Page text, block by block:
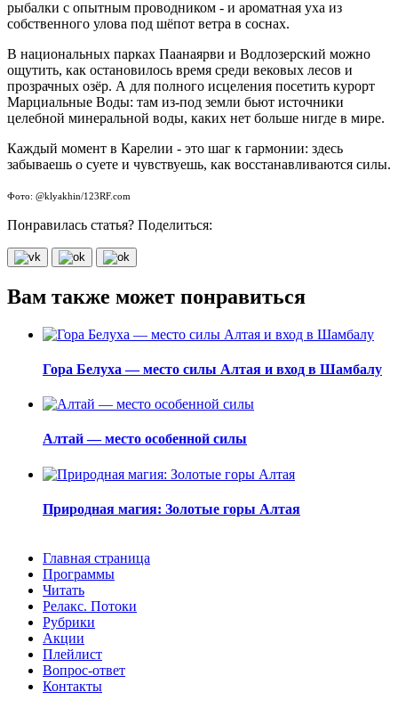
рыбалки с опытным проводником - и ароматная уха из
собственного улова под шёпот ветра в соснах.
В национальных парках Паанаярви и Водлозерский можно
ощутить, как остановилось время среди вековых лесов и
прозрачных озёр. А для полного исцеления посетить курорт
Марциальные Воды: там из‑под земли бьют источники
целебной минеральной воды, каких нет больше нигде в мире.
Каждый момент в Карелии - это шаг к гармонии: здесь
забываешь о суете и чувствуешь, как восстанавливаются силы.
Фото: @klyakhin/123RF.com
Понравилась статья? Поделиться:
Вам также может понравиться
Гора Белуха — место силы Алтая и вход в Шамбалу
Алтай — место особенной силы
Природная магия: Золотые горы Алтая
Главная страница
Программы
Читать
Релакс. Потоки
Рубрики
Акции
Плейлист
Вопрос-ответ
Контакты